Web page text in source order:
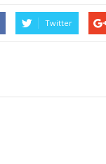
Twitter